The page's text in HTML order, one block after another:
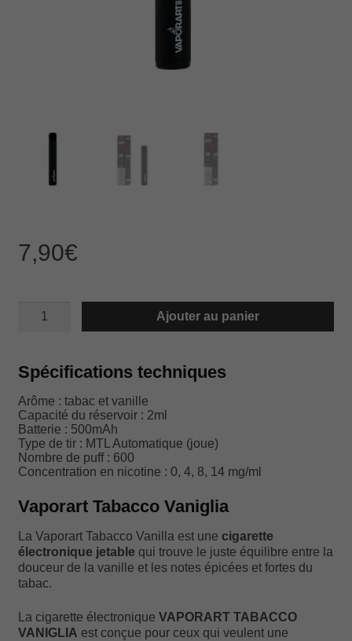
7,90€
VAPORART
VANIGLIA
Ajouter au panier
Spécifications techniques
Arôme : tabac et vanille
Capacité du réservoir : 2ml
Batterie : 500mAh
Type de tir : MTL Automatique (joue)
Nombre de puff : 600
Concentration en nicotine : 0, 4, 8, 14 mg/ml
Vaporart Tabacco Vaniglia
La Vaporart Tabacco Vanilla est une cigarette
électronique jetable qui trouve le juste équilibre entre la
douceur de la vanille et les notes épicées et fortes du
tabac.
La cigarette électronique VAPORART TABACCO
VANIGLIA est conçue pour ceux qui veulent une